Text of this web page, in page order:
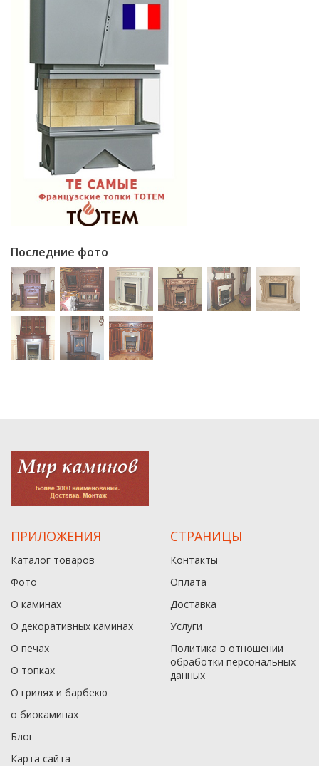
Последние фото
ПРИЛОЖЕНИЯ
Каталог товаров
Фото
О каминах
О декоративных каминах
О печах
О топках
О грилях и барбекю
о биокаминах
Блог
Карта сайта
СТРАНИЦЫ
Контакты
Оплата
Доставка
Услуги
Политика в отношении
обработки персональных
данныx